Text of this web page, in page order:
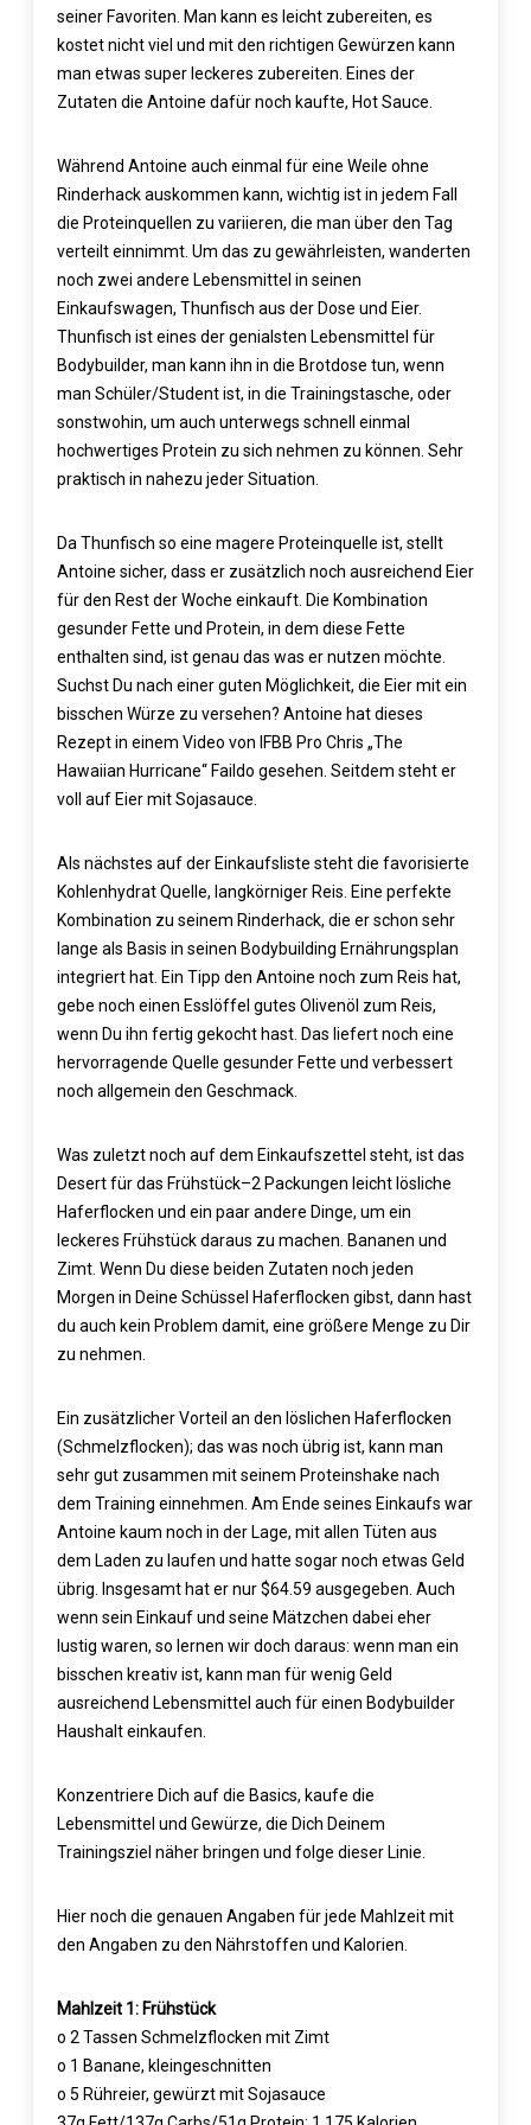
seiner Favoriten. Man kann es leicht zubereiten, es
kostet nicht viel und mit den richtigen Gewürzen kann
man etwas super leckeres zubereiten. Eines der
Zutaten die Antoine dafür noch kaufte, Hot Sauce.
Während Antoine auch einmal für eine Weile ohne
Rinderhack auskommen kann, wichtig ist in jedem Fall
die Proteinquellen zu variieren, die man über den Tag
verteilt einnimmt. Um das zu gewährleisten, wanderten
noch zwei andere Lebensmittel in seinen
Einkaufswagen, Thunfisch aus der Dose und Eier.
Thunfisch ist eines der genialsten Lebensmittel für
Bodybuilder, man kann ihn in die Brotdose tun, wenn
man Schüler/Student ist, in die Trainingstasche, oder
sonstwohin, um auch unterwegs schnell einmal
hochwertiges Protein zu sich nehmen zu können. Sehr
praktisch in nahezu jeder Situation.
Da Thunfisch so eine magere Proteinquelle ist, stellt
Antoine sicher, dass er zusätzlich noch ausreichend Eier
für den Rest der Woche einkauft. Die Kombination
gesunder Fette und Protein, in dem diese Fette
enthalten sind, ist genau das was er nutzen möchte.
Suchst Du nach einer guten Möglichkeit, die Eier mit ein
bisschen Würze zu versehen? Antoine hat dieses
Rezept in einem Video von IFBB Pro Chris „The
Hawaiian Hurricane“ Faildo gesehen. Seitdem steht er
voll auf Eier mit Sojasauce.
Als nächstes auf der Einkaufsliste steht die favorisierte
Kohlenhydrat Quelle, langkörniger Reis. Eine perfekte
Kombination zu seinem Rinderhack, die er schon sehr
lange als Basis in seinen Bodybuilding Ernährungsplan
integriert hat. Ein Tipp den Antoine noch zum Reis hat,
gebe noch einen Esslöffel gutes Olivenöl zum Reis,
wenn Du ihn fertig gekocht hast. Das liefert noch eine
hervorragende Quelle gesunder Fette und verbessert
noch allgemein den Geschmack.
Was zuletzt noch auf dem Einkaufszettel steht, ist das
Desert für das Frühstück–2 Packungen leicht lösliche
Haferflocken und ein paar andere Dinge, um ein
leckeres Frühstück daraus zu machen. Bananen und
Zimt. Wenn Du diese beiden Zutaten noch jeden
Morgen in Deine Schüssel Haferflocken gibst, dann hast
du auch kein Problem damit, eine größere Menge zu Dir
zu nehmen.
Ein zusätzlicher Vorteil an den löslichen Haferflocken
(Schmelzflocken); das was noch übrig ist, kann man
sehr gut zusammen mit seinem Proteinshake nach
dem Training einnehmen. Am Ende seines Einkaufs war
Antoine kaum noch in der Lage, mit allen Tüten aus
dem Laden zu laufen und hatte sogar noch etwas Geld
übrig. Insgesamt hat er nur $64.59 ausgegeben. Auch
wenn sein Einkauf und seine Mätzchen dabei eher
lustig waren, so lernen wir doch daraus: wenn man ein
bisschen kreativ ist, kann man für wenig Geld
ausreichend Lebensmittel auch für einen Bodybuilder
Haushalt einkaufen.
Konzentriere Dich auf die Basics, kaufe die
Lebensmittel und Gewürze, die Dich Deinem
Trainingsziel näher bringen und folge dieser Linie.
Hier noch die genauen Angaben für jede Mahlzeit mit
den Angaben zu den Nährstoffen und Kalorien.
Mahlzeit 1: Frühstück
o 2 Tassen Schmelzflocken mit Zimt
o 1 Banane, kleingeschnitten
o 5 Rühreier, gewürzt mit Sojasauce